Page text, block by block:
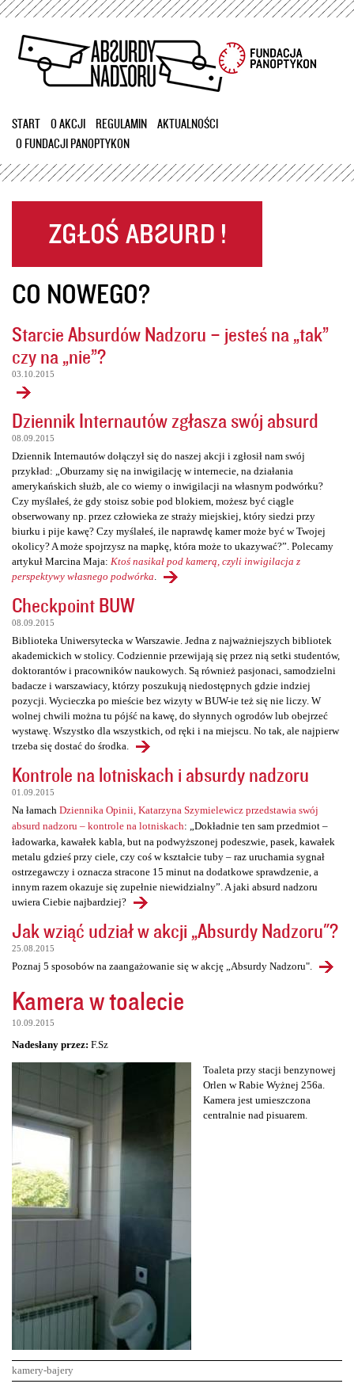
Przejdź
treści
START O AKCJI REGULAMIN
AKTUALNOŚCI
O FUNDACJI PANOPTYKON
CO NOWEGO?
Starcie Absurdów Nadzoru – jesteś na „tak”
czy na „nie”?
03.10.2015
Dziennik Internautów zgłasza swój absurd
08.09.2015
Dziennik Internautów dołączył się do naszej akcji i zgłosił nam swój
przykład: „Oburzamy się na inwigilację w internecie, na działania
amerykańskich służb, ale co wiemy o inwigilacji na własnym podwórku?
Czy myślałeś, że gdy stoisz sobie pod blokiem, możesz być ciągle
obserwowany np. przez człowieka ze straży miejskiej, który siedzi przy
biurku i pije kawę? Czy myślałeś, ile naprawdę kamer może być w Twojej
okolicy? A może spojrzysz na mapkę, która może to ukazywać?”. Polecamy
artykuł Marcina Maja: Ktoś nasikał pod kamerą, czyli inwigilacja z
perspektywy własnego podwórka
Checkpoint BUW
08.09.2015
Biblioteka Uniwersytecka w Warszawie. Jedna z najważniejszych bibliotek
akademickich w stolicy. Codziennie przewijają się przez nią setki studentów,
doktorantów i pracowników naukowych. Są również pasjonaci, samodzielni
badacze i warszawiacy, którzy poszukują niedostępnych gdzie indziej
pozycji. Wycieczka po mieście bez wizyty w BUW-ie też się nie liczy. W
wolnej chwili można tu pójść na kawę, do słynnych ogrodów lub obejrzeć
wystawę. Wszystko dla wszystkich, od ręki i na miejscu. No tak, ale najpierw
trzeba się dostać do środka.
Kontrole na lotniskach i absurdy nadzoru
01.09.2015
Na łamach Dziennika Opinii, Katarzyna Szymielewicz przedstawia swój
absurd nadzoru – kontrole na lotniskach: „Dokładnie ten sam przedmiot –
ładowarka, kawałek kabla, but na podwyższonej podeszwie, pasek, kawałek
metalu gdzieś przy ciele, czy coś w kształcie tuby – raz uruchamia sygnał
ostrzegawczy i oznacza stracone 15 minut na dodatkowe sprawdzenie, a
innym razem okazuje się zupełnie niewidzialny”. A jaki absurd nadzoru
uwiera Ciebie najbardziej?
Jak wziąć udział w akcji „Absurdy Nadzoru"?
25.08.2015
Poznaj 5 sposobów na zaangażowanie się w akcję „Absurdy Nadzoru".
Kamera w toalecie
10.09.2015
Nadesłany przez: F.Sz
Toaleta przy stacji benzynowej
Orlen w Rabie Wyżnej 256a.
Kamera jest umieszczona
centralnie nad pisuarem.
kamery-bajery